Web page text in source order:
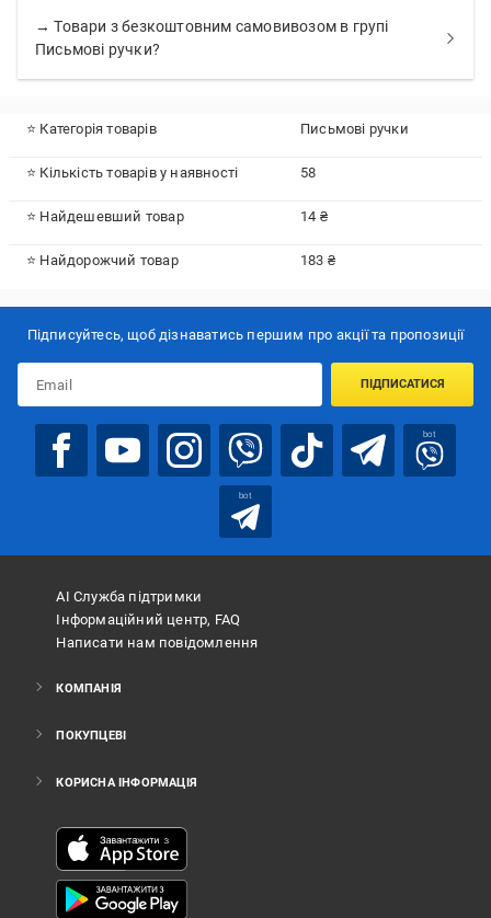
→ Товари з безкоштовним самовивозом в групі
Письмові ручки?
⭐ Категорія товарів Письмові ручки
⭐ Кількість товарів у наявності 58
⭐ Найдешевший товар 14 ₴
⭐ Найдорожчий товар 183 ₴
Підписуйтесь, щоб дізнаватись першим про акції та пропозиції
ПІДПИСАТИСЯ
bot
bot
АІ Служба підтримки
Інформаційний центр, FAQ
Написати нам повідомлення
КОМПАНІЯ
ПОКУПЦЕВІ
КОРИСНА ІНФОРМАЦІЯ